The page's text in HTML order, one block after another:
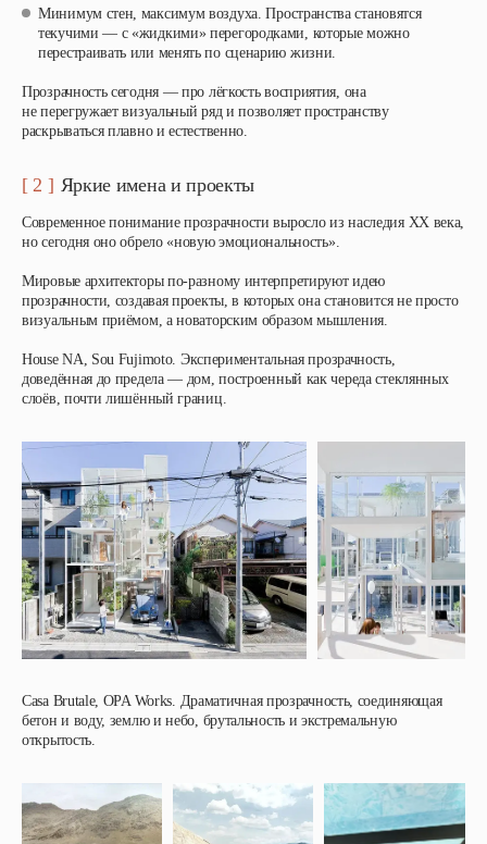
Минимум стен, максимум воздуха. Пространства становятся
текучими — с «жидкими» перегородками, которые можно
перестраивать или менять по сценарию жизни.
Прозрачность сегодня — про лёгкость восприятия, она
не перегружает визуальный ряд и позволяет пространству
раскрываться плавно и естественно.
[ 2 ] Яркие имена и проекты
Современное понимание прозрачности выросло из наследия XX века,
но сегодня оно обрело «новую эмоциональность».
Мировые архитекторы по-разному интерпретируют идею
прозрачности, создавая проекты, в которых она становится не просто
визуальным приёмом, а новаторским образом мышления.
House NA, Sou Fujimoto. Экспериментальная прозрачность,
доведённая до предела — дом, построенный как череда стеклянных
слоёв, почти лишённый границ.
Casa Brutale, OPA Works. Драматичная прозрачность, соединяющая
бетон и воду, землю и небо, брутальность и экстремальную
открытость.